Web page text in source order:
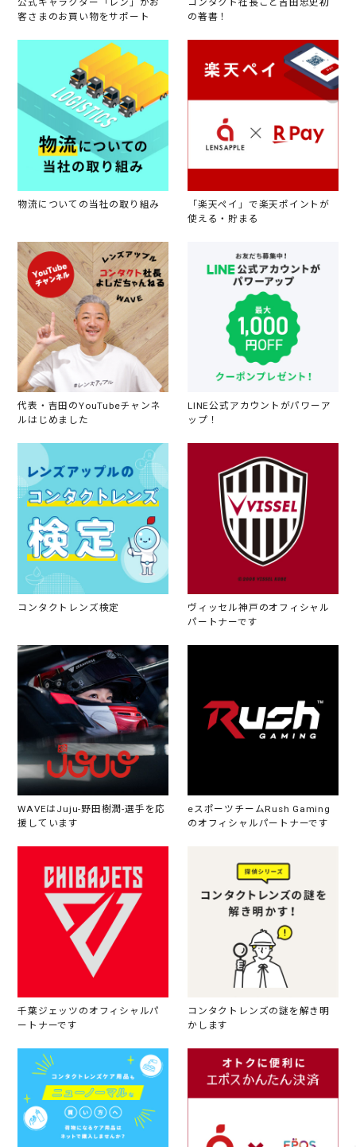
公式キャラクター「レン」がお
客さまのお買い物をサポート
コンタクト社長こと吉田忠史初
の著書！
物流についての当社の取り組み
「楽天ペイ」で楽天ポイントが
使える・貯まる
代表・吉田のYouTubeチャンネ
ルはじめました
LINE公式アカウントがパワーア
ップ！
コンタクトレンズ検定
ヴィッセル神戸のオフィシャル
パートナーです
WAVEはJuju-野田樹潤-選手を応
援しています
eスポーツチームRush Gaming
のオフィシャルパートナーです
千葉ジェッツのオフィシャルパ
ートナーです
コンタクトレンズの謎を解き明
かします